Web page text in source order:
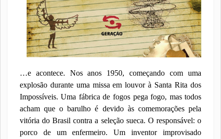
…e acontece. Nos anos 1950, começando com uma
explosão durante uma missa em louvor à Santa Rita dos
Impossíveis. Uma fábrica de fogos pega fogo, mas todos
acham que o barulho é devido às comemorações pela
vitória do Brasil contra a seleção sueca. O responsável: o
porco de um enfermeiro. Um inventor improvisado